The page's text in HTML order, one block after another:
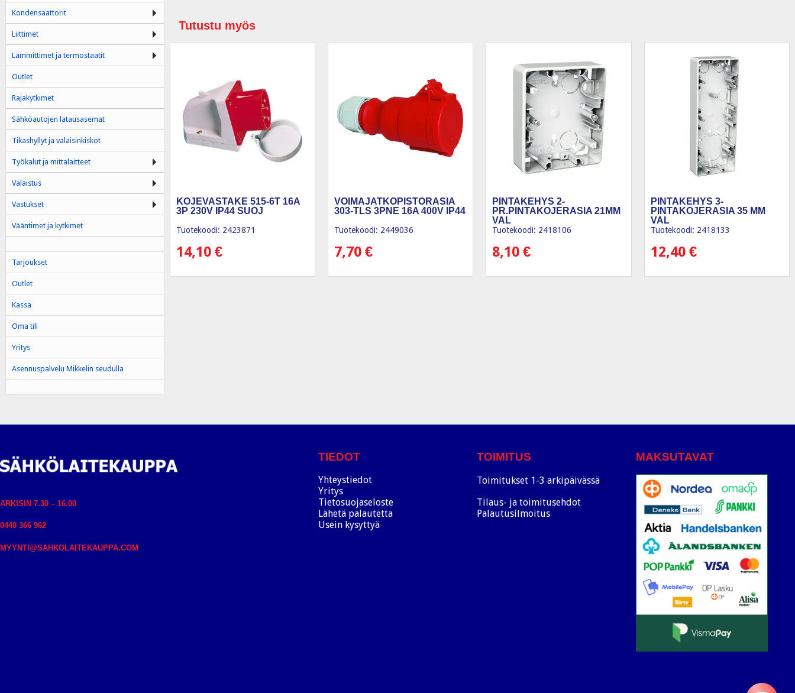
Tutustu myös
KOJEVASTAKE 515-6T 16A
3P 230V IP44 SUOJ
Tuotekoodi: 2423871
14,10 €
VOIMAJATKOPISTORASIA
303-TLS 3PNE 16A 400V IP44
Tuotekoodi: 2449036
7,70€
PINTAKEHYS 2-
PR.PINTAKOJERASIA 21MM
VAL
Tuotekoodi: 2418106
8,10€
PINTAKEHYS 3-
PINTAKOJERASIA 35 MM
VAL
Tuotekoodi: 2418133
12,40 €
Kondensaattorit
Liittimet
Lämmittimet ja termostaatit
Outlet
Rajakytkimet
Sähköautojen latausasemat
Tikashyllyt ja valaisinkiskot
Työkalut ja mittalaitteet
Valaistus
Vastukset
Vääntimet ja kytkimet
Tarjoukset
Outlet
Kassa
Oma tili
Yritys
Asennuspalvelu Mikkelin seudulla
ARKISIN 7.30 – 16.00
0440 366 962
MYYNTI@SAHKOLAITEKAUPPA.COM
TIEDOT
Yhteystiedot
Yritys
Tietosuojaseloste
Lähetä palautetta
Usein kysyttyä
TOIMITUS
Toimitukset 1-3 arkipäivässä
Tilaus- ja toimitusehdot
Palautusilmoitus
MAKSUTAVAT